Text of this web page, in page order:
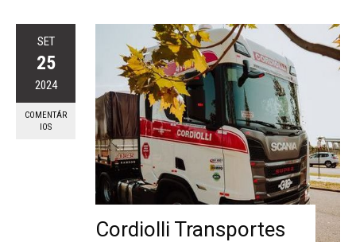
SET
25
2024
COMENTÁR
IOS
Cordiolli Transportes